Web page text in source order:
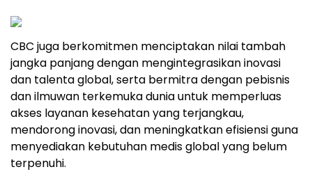
CBC juga berkomitmen menciptakan nilai tambah
jangka panjang dengan mengintegrasikan inovasi
dan talenta global, serta bermitra dengan pebisnis
dan ilmuwan terkemuka dunia untuk memperluas
akses layanan kesehatan yang terjangkau,
mendorong inovasi, dan meningkatkan efisiensi guna
menyediakan kebutuhan medis global yang belum
terpenuhi.